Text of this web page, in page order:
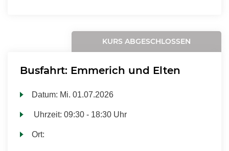
KURS ABGESCHLOSSEN
Busfahrt: Emmerich und Elten
Datum: Mi. 01.07.2026
Uhrzeit:09:30 - 18:30 Uhr
Ort: